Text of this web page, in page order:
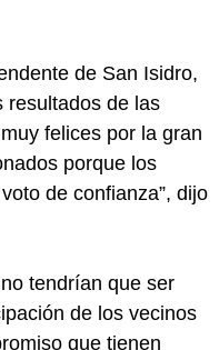
de San Isidro,
resultados de las
felices por la gran
porque los
de confianza”, dijo
tendrían que ser
de los vecinos
que tienen